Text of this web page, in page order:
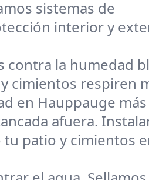
sistemas de
interior y
contra la humedad
cimientos respiren
en Hauppauge
afuera.
patio y cimientos